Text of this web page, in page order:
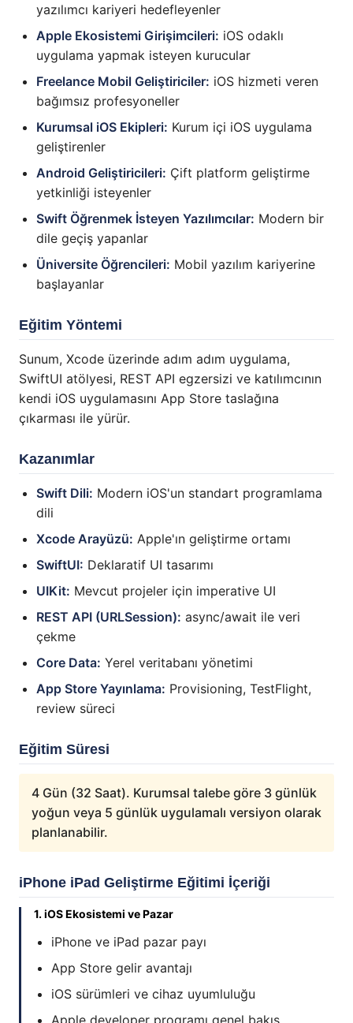
yazılımcı kariyeri hedefleyenler
Apple Ekosistemi Girişimcileri: iOS odaklı
uygulama yapmak isteyen kurucular
Freelance Mobil Geliştiriciler: iOS hizmeti veren
bağımsız profesyoneller
Kurumsal iOS Ekipleri: Kurum içi iOS uygulama
geliştirenler
Android Geliştiricileri: Çift platform geliştirme
yetkinliği isteyenler
Swift Öğrenmek İsteyen Yazılımcılar: Modern bir
dile geçiş yapanlar
Üniversite Öğrencileri: Mobil yazılım kariyerine
başlayanlar
Eğitim Yöntemi
Sunum, Xcode üzerinde adım adım uygulama,
SwiftUI atölyesi, REST API egzersizi ve katılımcının
kendi iOS uygulamasını App Store taslağına
çıkarması ile yürür.
Kazanımlar
Swift Dili: Modern iOS'un standart programlama
dili
Xcode Arayüzü: Apple'ın geliştirme ortamı
SwiftUI: Deklaratif UI tasarımı
UIKit: Mevcut projeler için imperative UI
REST API (URLSession): async/await ile veri
çekme
Core Data: Yerel veritabanı yönetimi
App Store Yayınlama: Provisioning, TestFlight,
review süreci
Eğitim Süresi
4 Gün (32 Saat). Kurumsal talebe göre 3 günlük
yoğun veya 5 günlük uygulamalı versiyon olarak
planlanabilir.
iPhone iPad Geliştirme Eğitimi İçeriği
1. iOS Ekosistemi ve Pazar
iPhone ve iPad pazar payı
App Store gelir avantajı
iOS sürümleri ve cihaz uyumluluğu
Apple developer programı genel bakış